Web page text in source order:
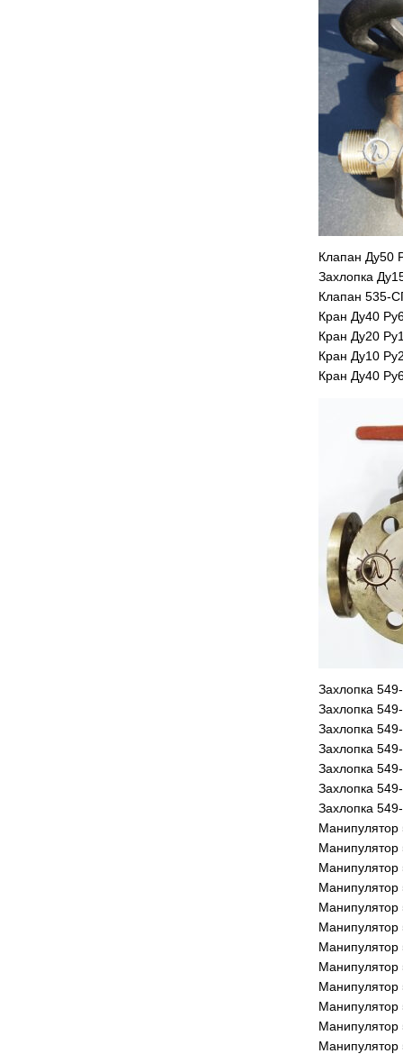
Клапан Ду50
Захлопка
Клапан 535-
Кран Ду40
Кран Ду20
Кран Ду10
Кран Ду40
Захлопка
Захлопка
Захлопка
Захлопка
Захлопка
Захлопка
Захлопка
Манипулятор
Манипулятор
Манипулятор
Манипулятор
Манипулятор
Манипулятор
Манипулятор
Манипулятор
Манипулятор
Манипулятор
Манипулятор
Манипулятор